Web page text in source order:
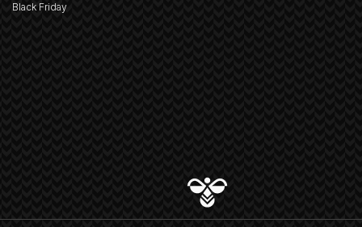
Black Friday